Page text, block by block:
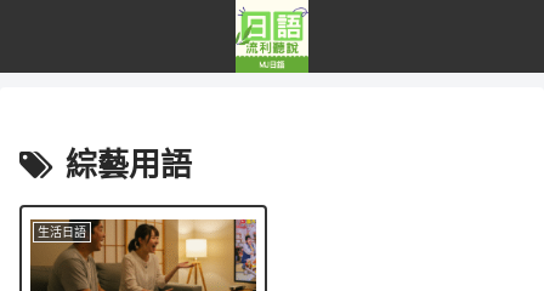
綜藝用語
生活日語